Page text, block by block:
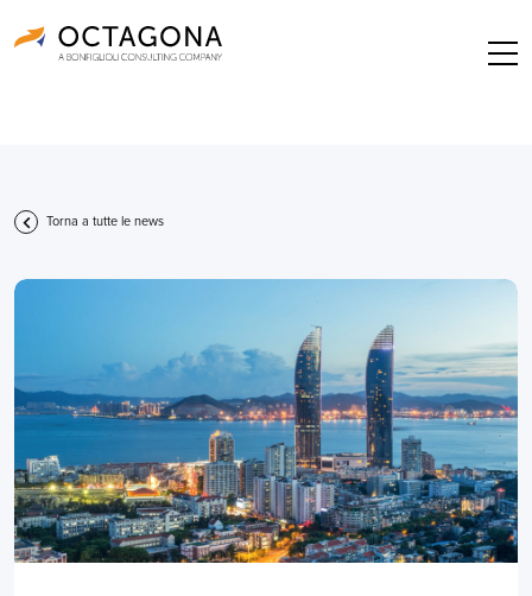
Torna a tutte le news